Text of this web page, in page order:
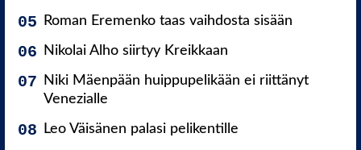
Roman Eremenko taas vaihdosta sisään
Nikolai Alho siirtyy Kreikkaan
Niki Mäenpään huippupelikään ei riittänyt
Venezialle
Leo Väisänen palasi pelikentille